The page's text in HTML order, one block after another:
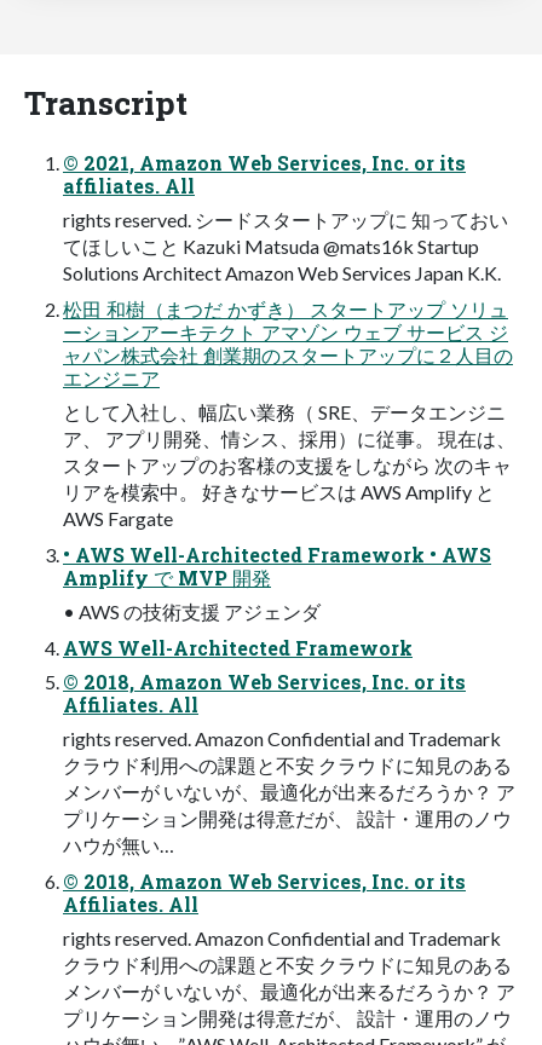
Transcript
© 2021, Amazon Web Services, Inc. or its
affiliates. All
rights reserved. シードスタートアップに 知っておい
てほしいこと Kazuki Matsuda @mats16k Startup
Solutions Architect Amazon Web Services Japan K.K.
松⽥ 和樹（まつだ かずき） スタートアップ ソリュ
ーションアーキテクト アマゾン ウェブ サービス ジ
ャパン株式会社 創業期のスタートアップに２⼈⽬の
エンジニア
として⼊社し、幅広い業務（ SRE、データエンジニ
ア、 アプリ開発、情シス、採⽤）に従事。 現在は、
スタートアップのお客様の⽀援をしながら 次のキャ
リアを模索中。 好きなサービスは AWS Amplify と
AWS Fargate
• AWS Well-Architected Framework • AWS
Amplify で MVP 開発
• AWS の技術⽀援 アジェンダ
AWS Well-Architected Framework
© 2018, Amazon Web Services, Inc. or its
Affiliates. All
rights reserved. Amazon Confidential and Trademark
クラウド利⽤への課題と不安 クラウドに知⾒のある
メンバーが いないが、最適化が出来るだろうか？ ア
プリケーション開発は得意だが、 設計・運⽤のノウ
ハウが無い…
© 2018, Amazon Web Services, Inc. or its
Affiliates. All
rights reserved. Amazon Confidential and Trademark
クラウド利⽤への課題と不安 クラウドに知⾒のある
メンバーが いないが、最適化が出来るだろうか？ ア
プリケーション開発は得意だが、 設計・運⽤のノウ